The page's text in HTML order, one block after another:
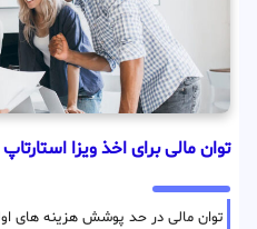
توان مالی برای اخذ ویزا
توان مالی در حد پوشش هزینه های